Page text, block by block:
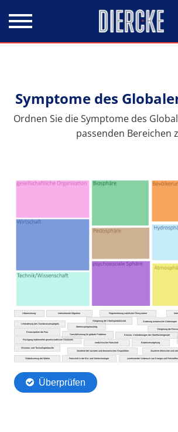
Symptome des
Ordnen Sie die Symptome des
passenden Bereichen